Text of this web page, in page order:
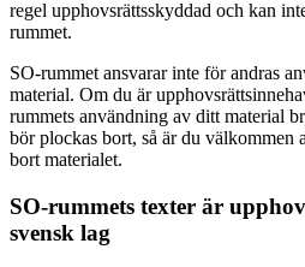
regel upphovsrättsskyddad och kan
rummet.
SO-rummet ansvarar inte för andras
material. Om du är
rummets användning av ditt material
bör plockas bort, så är du välkommen
bort materialet.
SO-rummets texter är
svensk lag